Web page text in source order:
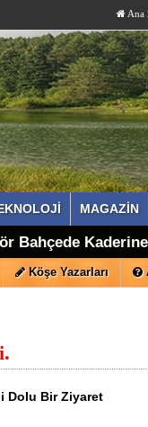
Ana
MAGAZİN
Bahçede
Taraklı
Köşe Yazarları
Dolu Bir Ziyaret